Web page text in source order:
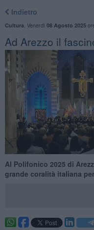
Indietro
Cultura Venerdì 08 Agosto 2025
Ad Arezzo il
Al Polifonico 2025 di
grande coralità italiana